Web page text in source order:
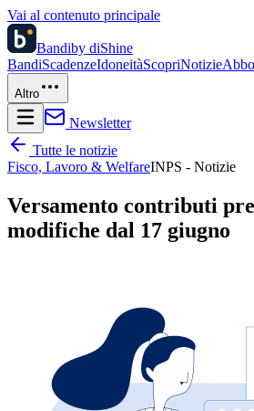
Vai al contenuto principale
Bandiby diShine
BandiScadenzeIdoneitàScopriNotizie
Altro
Newsletter
Tutte le notizie
Fisco, Lavoro & WelfareINPS - Notizie
Versamento contributi
modifiche dal 17 giugno